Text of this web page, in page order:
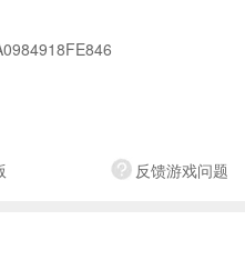
反馈游戏问题